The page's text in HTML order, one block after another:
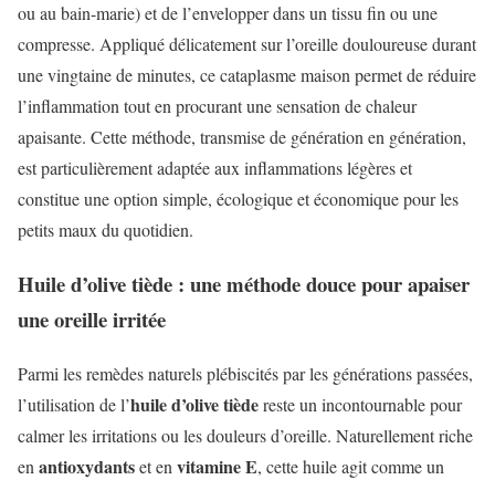
ou au bain-marie) et de l’envelopper dans un tissu fin ou une
compresse. Appliqué délicatement sur l’oreille douloureuse durant
une vingtaine de minutes, ce cataplasme maison permet de réduire
l’inflammation tout en procurant une sensation de chaleur
apaisante. Cette méthode, transmise de génération en génération,
est particulièrement adaptée aux inflammations légères et
constitue une option simple, écologique et économique pour les
petits maux du quotidien.
Huile d’olive tiède : une méthode douce pour apaiser
une oreille irritée
Parmi les remèdes naturels plébiscités par les générations passées,
l’utilisation de l’huile d’olive tièdereste un incontournable pour
calmer les irritations ou les douleurs d’oreille. Naturellement riche
en antioxydantset en vitamine E, cette huile agit comme un